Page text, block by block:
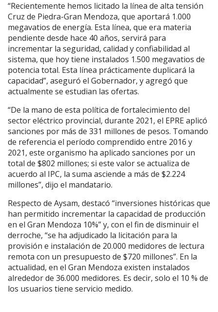
“Recientemente hemos licitado la línea de alta tensión
Cruz de Piedra-Gran Mendoza, que aportará 1.000
megavatios de energía. Esta línea, que era materia
pendiente desde hace 40 años, servirá para
incrementar la seguridad, calidad y confiabilidad al
sistema, que hoy tiene instalados 1.500 megavatios de
potencia total. Esta línea prácticamente duplicará la
capacidad”, aseguró el Gobernador, y agregó que
actualmente se estudian las ofertas.
“De la mano de esta política de fortalecimiento del
sector eléctrico provincial, durante 2021, el EPRE aplicó
sanciones por más de 331 millones de pesos. Tomando
de referencia el período comprendido entre 2016 y
2021, este organismo ha aplicado sanciones por un
total de $802 millones; si este valor se actualiza de
acuerdo al IPC, la suma asciende a más de $2.224
millones”, dijo el mandatario.
Respecto de Aysam, destacó “inversiones históricas que
han permitido incrementar la capacidad de producción
en el Gran Mendoza 10%” y, con el fin de disminuir el
derroche, “se ha adjudicado la licitación para la
provisión e instalación de 20.000 medidores de lectura
remota con un presupuesto de $720 millones”. En la
actualidad, en el Gran Mendoza existen instalados
alrededor de 36.000 medidores. Es decir, solo el 10 % de
los usuarios tiene servicio medido.